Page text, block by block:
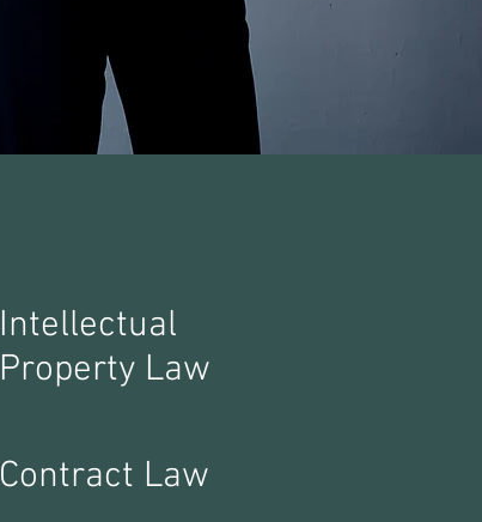
Intellectual
Property Law
Contract Law